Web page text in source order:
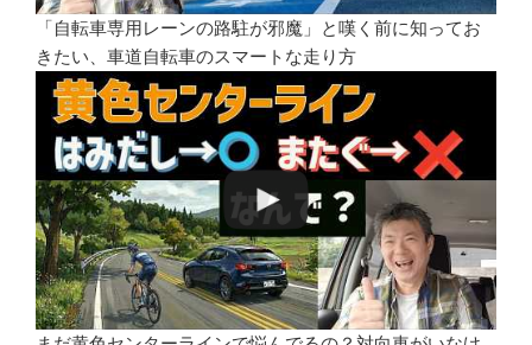
「自転車専用レーンの路駐が邪魔」と嘆く前に知ってお
きたい、車道自転車のスマートな走り方